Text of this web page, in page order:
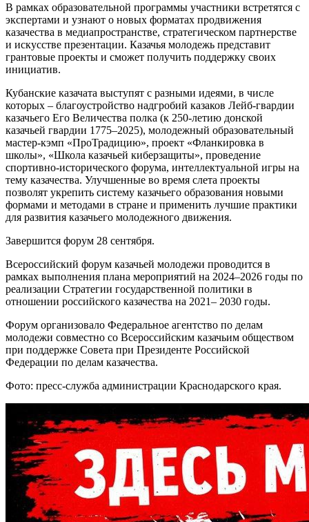
В рамках образовательной программы участники встретятся с
экспертами и узнают о новых форматах продвижения
казачества в медиапространстве, стратегическом партнерстве
и искусстве презентации. Казачья молодежь представит
грантовые проекты и сможет получить поддержку своих
инициатив.
Кубанские казачата выступят с разными идеями, в числе
которых – благоустройство надгробий казаков Лейб-гвардии
казачьего Его Величества полка (к 250-летию донской
казачьей гвардии 1775–2025), молодежный образовательный
мастер-кэмп «ПроТрадицию», проект «Фланкировка в
школы», «Школа казачьей киберзащиты», проведение
спортивно-исторического форума, интеллектуальной игры на
тему казачества. Улучшенные во время слета проекты
позволят укрепить систему казачьего образования новыми
формами и методами в стране и применить лучшие практики
для развития казачьего молодежного движения.
Завершится форум 28 сентября.
Всероссийский форум казачьей молодежи проводится в
рамках выполнения плана мероприятий на 2024–2026 годы по
реализации Стратегии государственной политики в
отношении российского казачества на 2021– 2030 годы.
Форум организовало Федеральное агентство по делам
молодежи совместно со Всероссийским казачьим обществом
при поддержке Совета при Президенте Российской
Федерации по делам казачества.
Фото: пресс-служба администрации Краснодарского края.